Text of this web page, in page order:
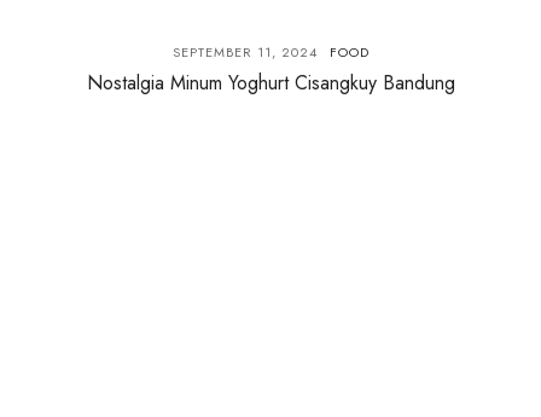
SEPTEMBER 11, 2024 FOOD
Nostalgia Minum Yoghurt Cisangkuy Bandung